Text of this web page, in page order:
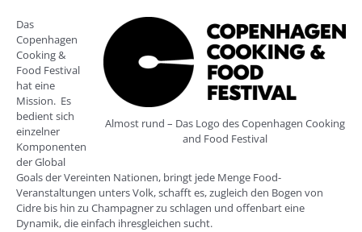
Almost rund – Das Logo des Copenhagen Cooking
and Food Festival
Das
Copenhagen
Cooking &
Food Festival
hat eine
Mission. Es
bedient sich
einzelner
Komponenten
der Global
Goals der Vereinten Nationen, bringt jede Menge Food-
Veranstaltungen unters Volk, schafft es, zugleich den Bogen von
Cidre bis hin zu Champagner zu schlagen und offenbart eine
Dynamik, die einfach ihresgleichen sucht.